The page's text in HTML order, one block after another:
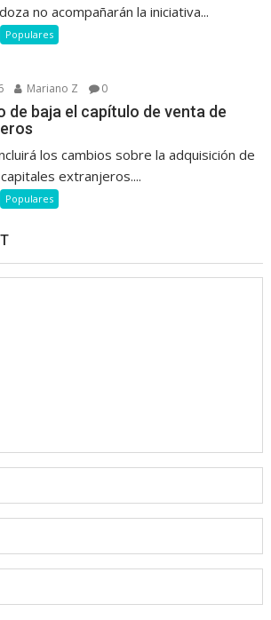
no acompañarán la iniciativa...
Populares
Mariano Z 0
de baja el capítulo de venta de
los cambios sobre la adquisición de
extranjeros....
Populares